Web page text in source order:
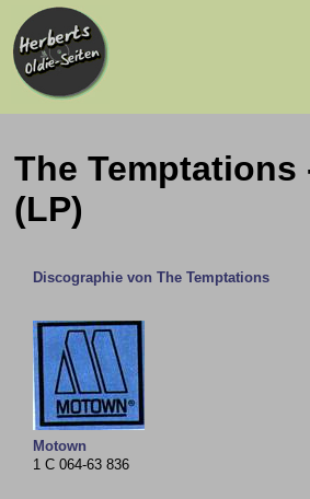
The Temptations
(LP)
Discographie von The Temptations
Motown
1 C 064-63 836